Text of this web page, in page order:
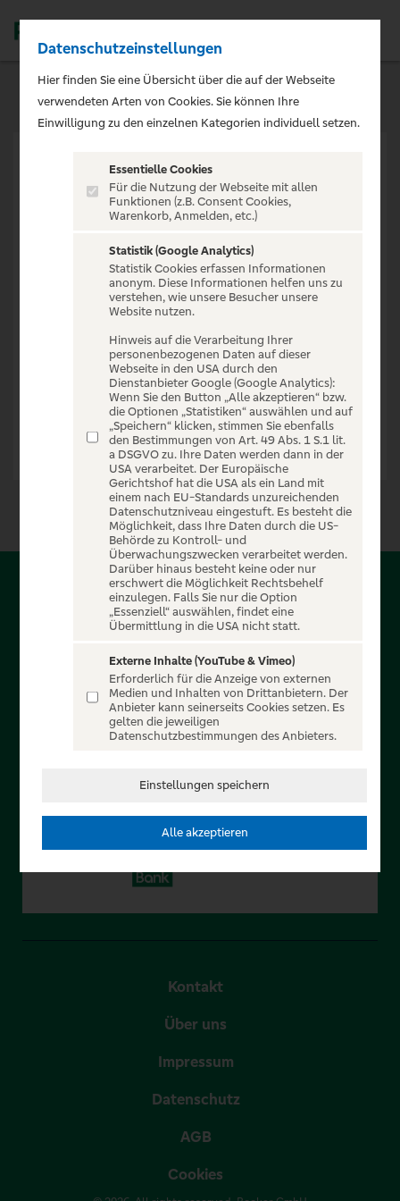
VERANSTALTUNG NICHT
GEFUNDEN
Zur Startseite
Über PSD-Entertain
Service für alle Kunden der PSD Banken. Auf unserem
einzigartigen Portal finden Sie Tickets für atemberaubende
Konzerte, Musicals und Shows, die Fußball-Bundesliga sowie
die Champions League und die Europa League.
In Zusammenarbeit mit
Kontakt
Über uns
Impressum
Datenschutz
AGB
Cookies
Datenschutzeinstellungen
Hier finden Sie eine Übersicht über die auf der Webseite
verwendeten Arten von Cookies. Sie können Ihre
Einwilligung zu den einzelnen Kategorien individuell setzen.
Essentielle Cookies
Für die Nutzung der Webseite mit allen
Funktionen (z.B. Consent Cookies,
Warenkorb, Anmelden, etc.)
Statistik (Google Analytics)
Statistik Cookies erfassen Informationen
anonym. Diese Informationen helfen uns zu
verstehen, wie unsere Besucher unsere
Website nutzen.
Hinweis auf die Verarbeitung Ihrer
personenbezogenen Daten auf dieser
Webseite in den USA durch den
Dienstanbieter Google (Google Analytics):
Wenn Sie den Button „Alle akzeptieren“ bzw.
die Optionen „Statistiken“ auswählen und auf
„Speichern“ klicken, stimmen Sie ebenfalls
den Bestimmungen von Art. 49 Abs. 1 S.1 lit.
a DSGVO zu. Ihre Daten werden dann in der
USA verarbeitet. Der Europäische
Gerichtshof hat die USA als ein Land mit
einem nach EU-Standards unzureichenden
Datenschutzniveau eingestuft. Es besteht die
Möglichkeit, dass Ihre Daten durch die US-
Behörde zu Kontroll- und
Überwachungszwecken verarbeitet werden.
Darüber hinaus besteht keine oder nur
erschwert die Möglichkeit Rechtsbehelf
einzulegen. Falls Sie nur die Option
„Essenziell“ auswählen, findet eine
Übermittlung in die USA nicht statt.
Externe Inhalte (YouTube & Vimeo)
Erforderlich für die Anzeige von externen
Medien und Inhalten von Drittanbietern. Der
Anbieter kann seinerseits Cookies setzen. Es
gelten die jeweiligen
Datenschutzbestimmungen des Anbieters.
Einstellungen speichern
Alle akzeptieren